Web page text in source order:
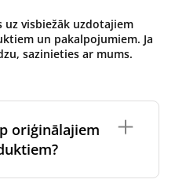
uz visbiežāk uzdotajiem
un pakalpojumiem. Ja
sazinieties ar mums.
oriģinālajiem